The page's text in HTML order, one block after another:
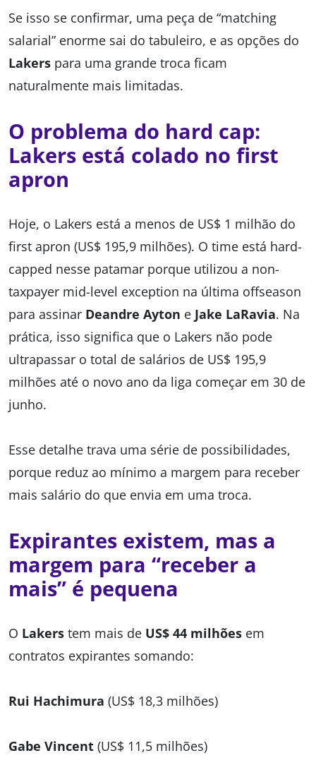
Se isso se confirmar, uma peça de “matching
salarial” enorme sai do tabuleiro, e as opções do
Lakers para uma grande troca ficam
naturalmente mais limitadas.
O problema do hard cap:
Lakers está colado no first
apron
Hoje, o Lakers está a menos de US$ 1 milhão do
first apron (US$ 195,9 milhões). O time está hard-
capped nesse patamar porque utilizou a non-
taxpayer mid-level exception na última offseason
para assinar Deandre Ayton e Jake LaRavia. Na
prática, isso significa que o Lakers não pode
ultrapassar o total de salários de US$ 195,9
milhões até o novo ano da liga começar em 30 de
junho.
Esse detalhe trava uma série de possibilidades,
porque reduz ao mínimo a margem para receber
mais salário do que envia em uma troca.
Expirantes existem, mas a
margem para “receber a
mais” é pequena
O Lakers tem mais de US$ 44 milhões em
contratos expirantes somando:
Rui Hachimura (US$ 18,3 milhões)
Gabe Vincent (US$ 11,5 milhões)